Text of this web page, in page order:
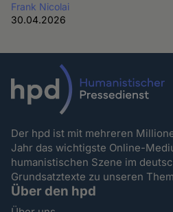
Frank Nicolai
30.04.2026
Der hpd ist mit mehreren
Jahr das wichtigste Online-
humanistischen Szene im
Grundsatztexte zu unseren
Über den hpd